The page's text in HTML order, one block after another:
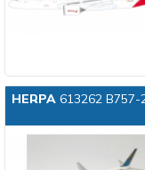
HERPA613262 B757-